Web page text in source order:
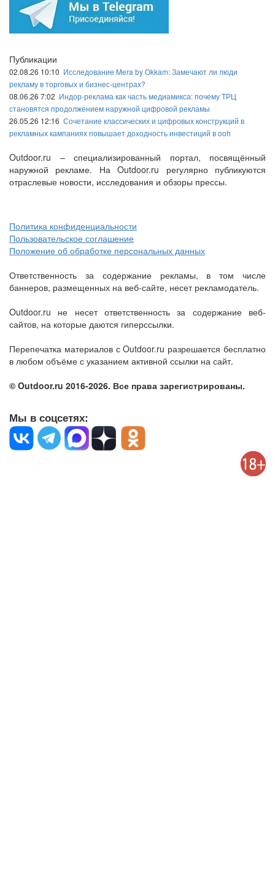
Публикации
02.08.26 10:10 Исследование Mera by Okkam: Замечают ли люди
рекламу в торговых и бизнес-центрах?
08.06.26 7:02 Индор-реклама как часть медиамикса: почему ТРЦ
становятся продолжением наружной цифровой рекламы
26.05.26 12:16 Сочетание классических и цифровых конструкций в
рекламных кампаниях повышает доходность инвестиций в ooh
Outdoor.ru – специализированный портал, посвящённый
наружной рекламе. На Outdoor.ru регулярно публикуются
отраслевые новости, исследования и обзоры прессы.
Политика конфиденциальности
Пользовательское соглашение
Положение об обработке персональных данных
Ответственность за содержание рекламы, в том числе
баннеров, размещенных на веб-сайте, несет рекламодатель.
Outdoor.ru не несет ответственность за содержание веб-
сайтов, на которые даются гиперссылки.
Перепечатка материалов с Outdoor.ru разрешается бесплатно
в любом объёме с указанием активной ссылки на сайт.
© Outdoor.ru 2016-2026. Все права зарегистрированы.
Мы в соцсетях: